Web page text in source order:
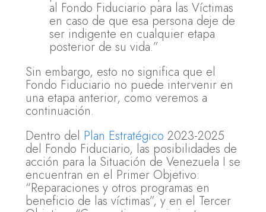
al Fondo Fiduciario para las Víctimas
en caso de que esa persona deje de
ser indigente en cualquier etapa
posterior de su vida.”
Sin embargo, esto no significa que el
Fondo Fiduciario no puede intervenir en
una etapa anterior, como veremos a
continuación.
Dentro del Plan Estratégico 2023-2025
del Fondo Fiduciario, las posibilidades de
acción para la Situación de Venezuela I se
encuentran en el Primer Objetivo:
“Reparaciones y otros programas en
beneficio de las víctimas”, y en el Tercer